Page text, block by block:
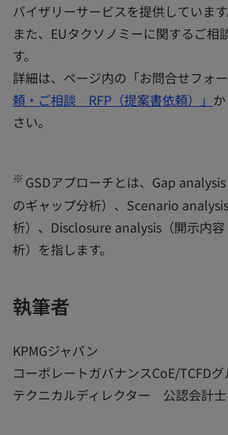
バイザリーサービスを提供しています
また、EUタクソノミーに関するご相
す。
詳細は、ページ内の「お問合せフォ
頼・ご相談 RFP（提案書依頼）」 新
ブ
で
開
さい。
※ GSDアプローチとは、Gap
のギャップ分析）、Scenario
析）、Disclosure analysis（開示内
析）を指します。
執筆者
KPMGジャパン
コーポレートガバナンスCoE/TCFDグ
テクニカルディレクター 公認会計